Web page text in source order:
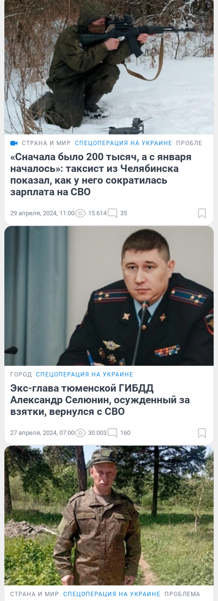
СТРАНА И МИР СПЕЦОПЕРАЦИЯ НА УКРАИНЕ ПРОБЛЕМА
«Сначала было 200 тысяч, а с января
началось»: таксист из Челябинска
показал, как у него сократилась
зарплата на СВО
29 апреля, 2024, 11:00 15 614 35
ГОРОД СПЕЦОПЕРАЦИЯ НА УКРАИНЕ
Экс-глава тюменской ГИБДД
Александр Селюнин, осужденный за
взятки, вернулся с СВО
27 апреля, 2024, 07:00 30 003 160
СТРАНА И МИР СПЕЦОПЕРАЦИЯ НА УКРАИНЕ ПРОБЛЕМА